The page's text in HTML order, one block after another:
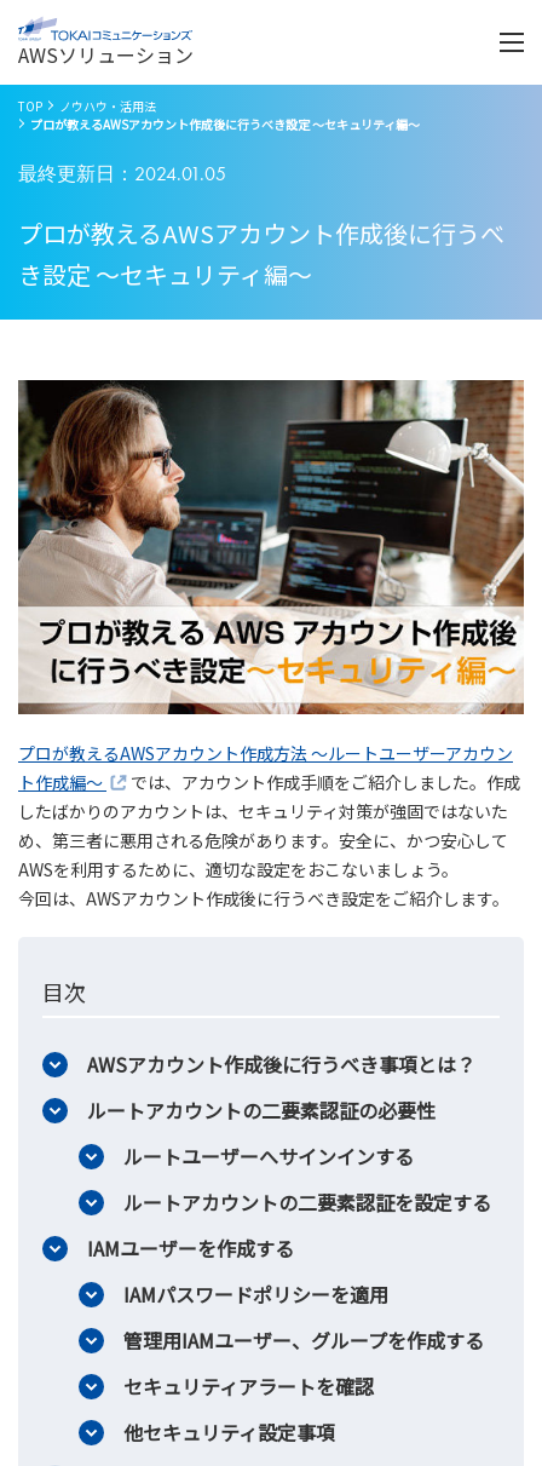
AWSソリューション
く
TOP
ノウハウ・活用法
プロが教えるAWSアカウント作成後に行うべき設定 ～セキュリティ編～
最終更新日：2024.01.05
プロが教えるAWSアカウント作成後に行うべ
き設定 ～セキュリティ編～
プロが教えるAWSアカウント作成方法 ～ルートユーザーアカウン
ト作成編～
では、アカウント作成手順をご紹介しました。作成
したばかりのアカウントは、セキュリティ対策が強固ではないた
め、第三者に悪用される危険があります。安全に、かつ安心して
AWSを利用するために、適切な設定をおこないましょう。
今回は、AWSアカウント作成後に行うべき設定をご紹介します。
目次
AWSアカウント作成後に行うべき事項とは？
ルートアカウントの二要素認証の必要性
ルートユーザーへサインインする
ルートアカウントの二要素認証を設定する
IAMユーザーを作成する
IAMパスワードポリシーを適用
管理用IAMユーザー、グループを作成する
セキュリティアラートを確認
他セキュリティ設定事項